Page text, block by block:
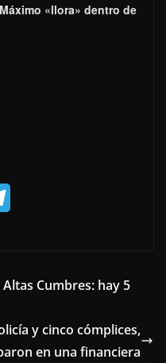
«llora» dentro de
e
r
Cumbres: hay 5
y cinco cómplices,
en una financiera